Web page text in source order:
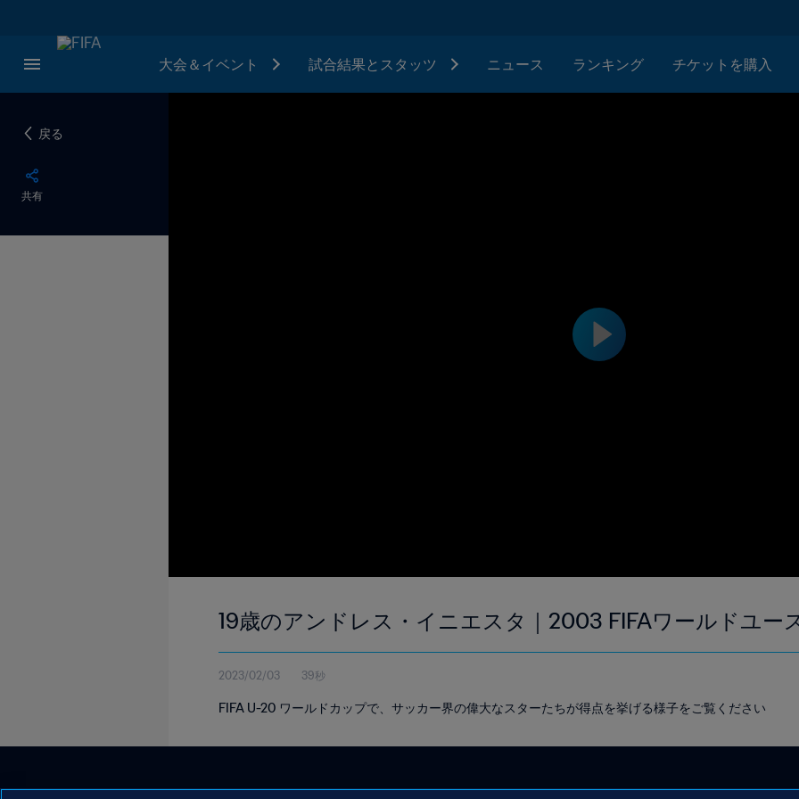
大会＆イベント 試合結果とスタッツ ニュース ランキング チケットを購入
戻る
共有
19歳のアンドレス・イニエスタ｜2003 FIFAワールドユー
2023/02/03 39秒
FIFA U-20 ワールドカップで、サッカー界の偉大なスターたちが得点を挙げる様子をご覧ください